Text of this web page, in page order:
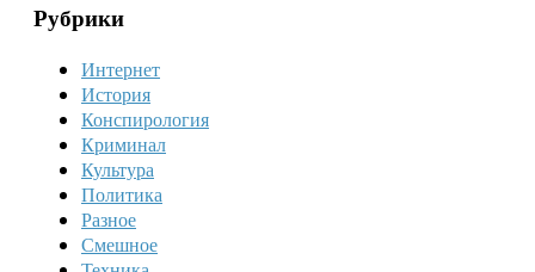
Рубрики
Интернет
История
Конспирология
Криминал
Культура
Политика
Разное
Смешное